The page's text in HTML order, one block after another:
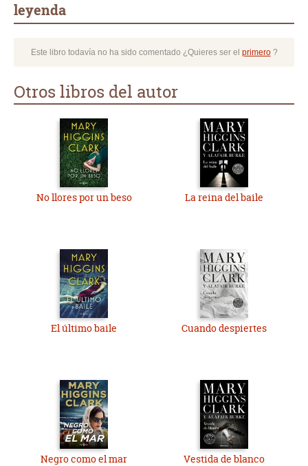
leyenda
Este libro todavía no ha sido comentado ¿Quieres ser el primero?
Otros libros del autor
No llores por un beso La reina del baile
El último baile Cuando despiertes
Negro como el mar Vestida de blanco